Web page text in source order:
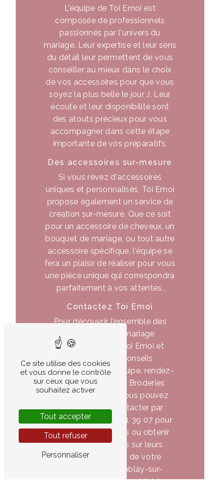
L'équipe de Toi Emoi est
composée de professionnels
passionnés par l'univers du
mariage. Leur expertise et leur sens
du détail leur permettent de vous
conseiller au mieux dans le choix
de vos accessoires pour que vous
soyez la plus belle le jour J. Leur
écoute et leur disponibilité sont
des atouts précieux pour vous
accompagner dans cette étape
importante de vos préparatifs.
Des accessoires sur-mesure
Si vous rêvez d'accessoires
uniques et personnalisés, Toi Emoi
propose également un service de
création sur-mesure. Que ce soit
pour un accessoire de cheveux, un
bouquet de mariage, ou tout autre
accessoire spécifique, l'équipe se
fera un plaisir de réaliser pour vous
une pièce unique qui correspondra
parfaitement à vos attentes.
Contactez Toi Emoi
Pour découvrir l'ensemble des
accessoires de mariage
disponibles chez Toi Emoi et
bénéficier des conseils
personnalisés de l'équipe, rendez-
vous au 44 rue des Broderies
78310 Coignières. Vous pouvez
également les contacter par
téléphone au 01 75 21 39 07 pour
prendre rendez-vous ou obtenir
plus d'informations sur leurs
prestations. Faites de votre
mariage à Le Tremblay-sur-
Mauldre un moment inoubliable en
Ce site utilise des cookies
et vous donne le contrôle
sur ceux que vous
souhaitez activer
Tout accepter
Tout refuser
Personnaliser